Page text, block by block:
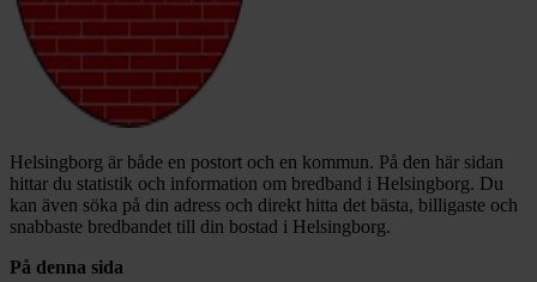
Helsingborg är både en postort och en kommun. På den här sidan
hittar du statistik och information om bredband i Helsingborg. Du
kan även söka på din adress och direkt hitta det bästa, billigaste och
snabbaste bredbandet till din bostad i Helsingborg.
På denna sida